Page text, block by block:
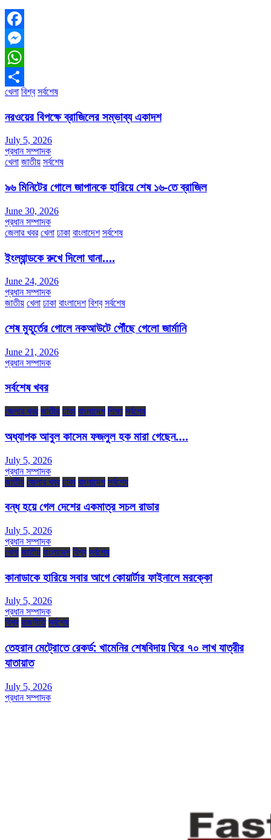
Facebook
Messenger
WhatsApp
Share
খেলা বিশ্ব সর্বশেষ
নরওয়ের বিপক্ষে ব্রাজিলের সম্ভাব্য একাদশ
July 5, 2026
প্রধান সম্পাদক
খেলা জাতীয় সর্বশেষ
৯৬ মিনিটের গোলে জাপানকে হারিয়ে শেষ ১৬-তে ব্রাজিল
June 30, 2026
প্রধান সম্পাদক
জেলার খবর খেলা ঢাকা বাংলাদেশ সর্বশেষ
ইংল্যান্ডকে রুখে দিলো ঘানা….
June 24, 2026
প্রধান সম্পাদক
জাতীয় খেলা ঢাকা বাংলাদেশ বিশ্ব সর্বশেষ
শেষ মুহূর্তের গোলে নকআউটে পৌঁছে গেলো জার্মানি
June 21, 2026
প্রধান সম্পাদক
সর্বশেষ খবর
জেলার খবর জাতীয় ঢাকা বাংলাদেশ শিক্ষা সর্বশেষ
অধ্যাপক আবুল কাসেম ফজলুল হক মারা গেছেন….
July 5, 2026
প্রধান সম্পাদক
জাতীয় জেলার খবর ঢাকা বাংলাদেশ সর্বশেষ
বন্ধ হয়ে গেল দেশের একমাত্র সচল রাডার
July 5, 2026
প্রধান সম্পাদক
খেলা জাতীয় বাংলাদেশ বিশ্ব সর্বশেষ
কানাডাকে হারিয়ে সবার আগে কোয়ার্টার ফাইনালে মরক্কো
July 5, 2026
প্রধান সম্পাদক
বিশ্ব রাজনীতি সর্বশেষ
তেহরান মেট্রোতে রেকর্ড: খামেনির শেষবিদায় ঘিরে ৭০ লাখ যাত্রীর
যাতায়াত
July 5, 2026
প্রধান সম্পাদক